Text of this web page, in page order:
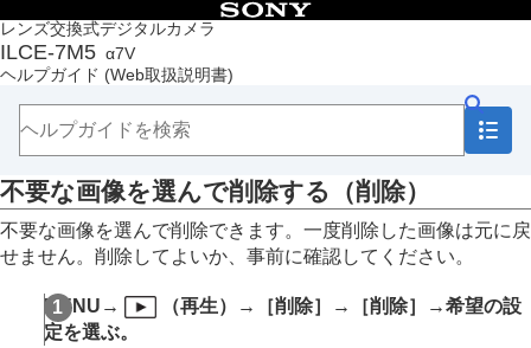
レンズ交換式デジタルカメラ
ILCE-7M5 α7V
ヘルプガイド (Web取扱説明書)
目次
トップページ
ヘルプガイドの使いかた
本体と付属品を確認する
本機の基本操作
準備/基本的な撮影
MENU一覧から機能を探す
撮影機能を活用する
再生する
この章の目次
不要な画像を選んで削除する（削除）
不要な画像を選んで削除できます。一度削除した画像は元に戻
せません。削除してよいか、事前に確認してください。
MENU → （再生）→ ［削除］ → ［削除］
→希望の設
定を選ぶ。